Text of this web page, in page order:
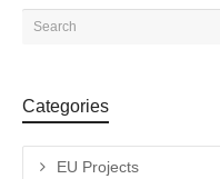
Categories
EU Projects